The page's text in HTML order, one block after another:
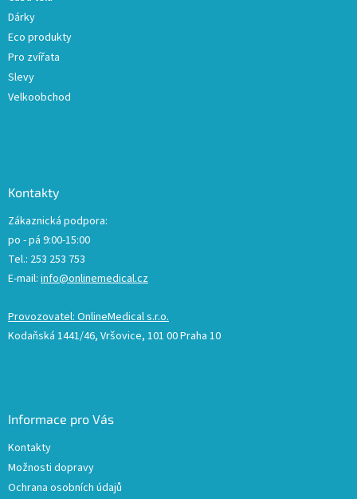
Dárky
Eco produkty
Pro zvířata
Slevy
Velkoobchod
Kontakty
Zákaznická podpora:
po - pá 9:00-15:00
Tel.: 253 253 753
E-mail: info@onlinemedical.cz
Provozovatel: OnlineMedical s.r.o.
Kodaňská 1441/46, Vršovice, 101 00 Praha 10
Informace pro Vás
Kontakty
Možnosti dopravy
Ochrana osobních údajů